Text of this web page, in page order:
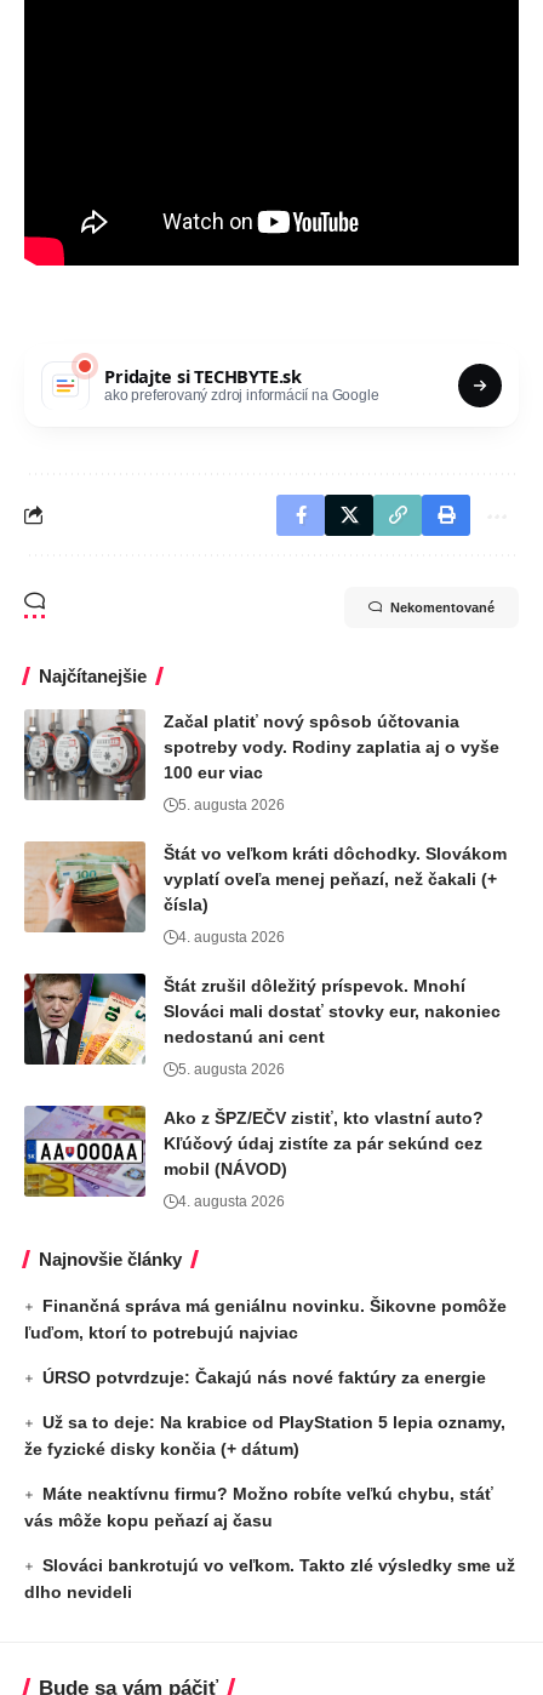
Pridajte siTECHBYTE.sk
ako preferovaný zdroj informácií na Google
Nekomentované
Najčítanejšie
Začal platiť nový spôsob účtovania
spotreby vody. Rodiny zaplatia aj o vyše
100 eur viac
5. augusta 2026
Štát vo veľkom kráti dôchodky. Slovákom
vyplatí oveľa menej peňazí, než čakali (+
čísla)
4. augusta 2026
Štát zrušil dôležitý príspevok. Mnohí
Slováci mali dostať stovky eur, nakoniec
nedostanú ani cent
5. augusta 2026
Ako z ŠPZ/EČV zistiť, kto vlastní auto?
Kľúčový údaj zistíte za pár sekúnd cez
mobil (NÁVOD)
4. augusta 2026
Najnovšie články
Finančná správa má geniálnu novinku. Šikovne pomôže
ľuďom, ktorí to potrebujú najviac
ÚRSO potvrdzuje: Čakajú nás nové faktúry za energie
Už sa to deje: Na krabice od PlayStation 5 lepia oznamy,
že fyzické disky končia (+ dátum)
Máte neaktívnu firmu? Možno robíte veľkú chybu, stáť
vás môže kopu peňazí aj času
Slováci bankrotujú vo veľkom. Takto zlé výsledky sme už
dlho nevideli
Bude sa vám páčiť